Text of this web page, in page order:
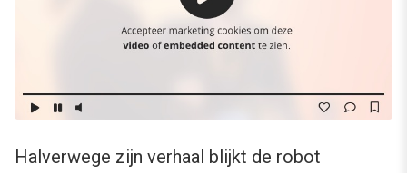
Halverwege zijn verhaal blijkt de robot